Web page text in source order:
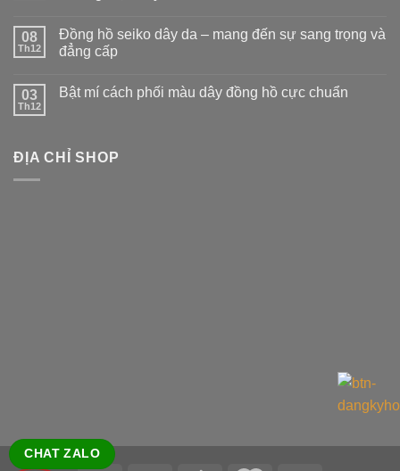
08
Th12
Đồng hồ seiko dây da – mang đến sự sang trọng và
đẳng cấp
03
Th12
Bật mí cách phối màu dây đồng hồ cực chuẩn
ĐỊA CHỈ SHOP
CHAT ZALO